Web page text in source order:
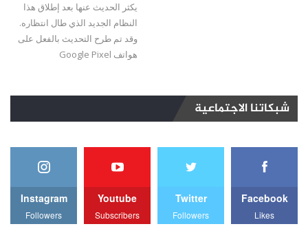
يكثر الحديث عنها بعد إطلاق هذا
النظام الجديد الذي طال انتظاره.
وقد تم طرح التحديث بالفعل على
هواتف Google Pixel
شبكاتنا الاجتماعية
Facebook
Likes
Twitter
Followers
Youtube
Subscribers
Instagram
Followers